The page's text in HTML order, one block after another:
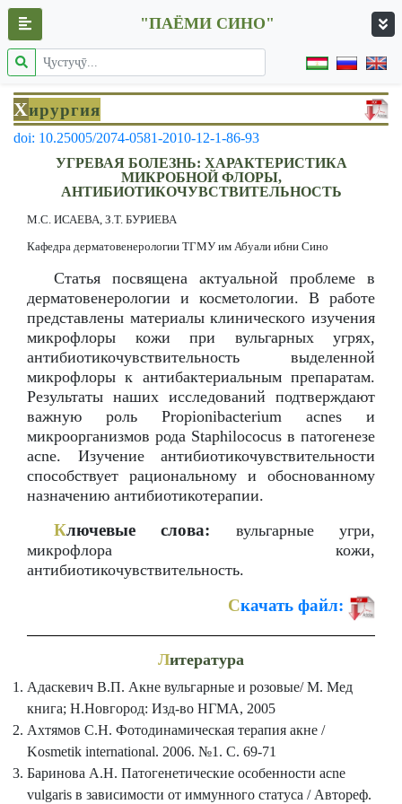
"ПАЁМИ СИНО"
Хирургия
doi: 10.25005/2074-0581-2010-12-1-86-93
УГРЕВАЯ БОЛЕЗНЬ: ХАРАКТЕРИСТИКА
МИКРОБНОЙ ФЛОРЫ,
АНТИБИОТИКОЧУВСТВИТЕЛЬНОСТЬ
М.С. ИСАЕВА, З.Т. БУРИЕВА
Кафедра дерматовенерологии ТГМУ им Абуали ибни Сино
Статья посвящена актуальной проблеме в
дерматовенерологии и косметологии. В работе
представлены материалы клинического изучения
микрофлоры кожи при вульгарных угрях,
антибиотикочувствительность выделенной
микрофлоры к антибактериальным препаратам.
Результаты наших исследований подтверждают
важную роль Propionibacterium acnes и
микроорганизмов рода Staphilococus в патогенезе
acne. Изучение антибиотикочувствительности
способствует рациональному и обоснованному
назначению антибиотикотерапии.
Ключевые слова: вульгарные угри,
микрофлора кожи,
антибиотикочувствительность.
Скачать файл:
Литература
Адаскевич В.П. Акне вульгарные и розовые/ М. Мед
книга; Н.Новгород: Изд-во НГМА, 2005
Ахтямов С.Н. Фотодинамическая терапия акне /
Kosmetik international. 2006. №1. С. 69-71
Баринова А.Н. Патогенетические особенности acne
vulgaris в зависимости от иммунного статуса / Автореф.